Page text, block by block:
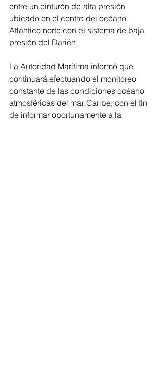
entre un cinturón de alta presión
ubicado en el centro del océano
Atlántico norte con el sistema de baja
presión del Darién.
La Autoridad Marítima informó que
continuará efectuando el monitoreo
constante de las condiciones océano
atmosféricas del mar Caribe, con el fin
de informar oportunamente a la